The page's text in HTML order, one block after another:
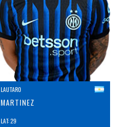
LAUTARO
MARTINEZ
LAT: 29